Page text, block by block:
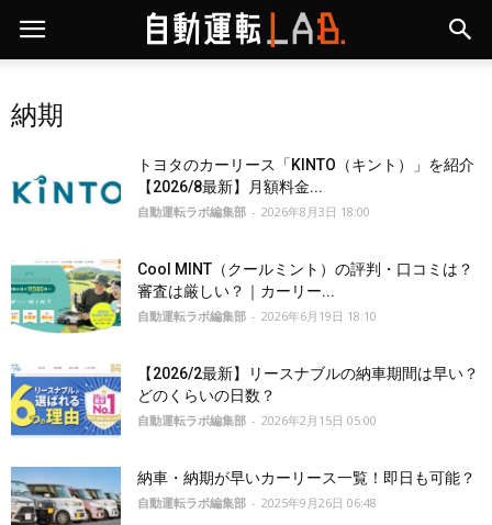
納期
トヨタのカーリース「KINTO（キント）」を紹介
【2026/8最新】月額料金...
自動運転ラボ編集部 - 2026年8月3日 18:00
Cool MINT（クールミント）の評判・口コミは？
審査は厳しい？｜カーリー...
自動運転ラボ編集部 - 2026年6月19日 18:10
【2026/2最新】リースナブルの納車期間は早い？
どのくらいの日数？
自動運転ラボ編集部 - 2026年2月15日 05:00
納車・納期が早いカーリース一覧！即日も可能？
自動運転ラボ編集部 - 2025年9月26日 06:48